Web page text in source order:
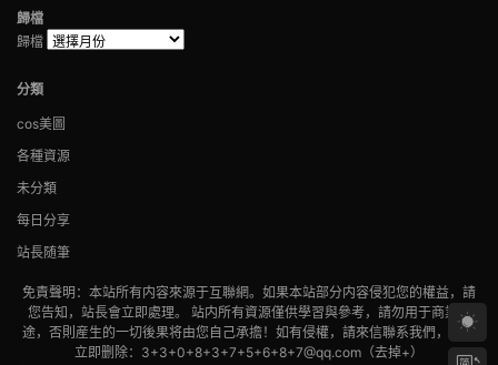
歸檔
歸檔
分類
cos美圖
各種資源
未分類
每日分享
站長随筆
免責聲明：本站所有内容來源于互聯網。如果本站部分内容侵犯您的權益，請
您告知，站長會立即處理。 站内所有資源僅供學習與參考，請勿用于商業用
途，否則産生的一切後果将由您自己承擔！如有侵權，請來信聯系我們，我們
立即删除：3+3+0+8+3+7+5+6+8+7@qq.com（去掉+）